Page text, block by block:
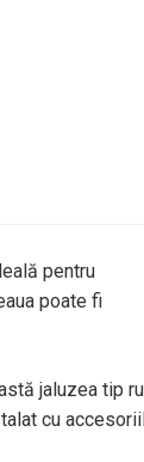
pentru
poate fi
jaluzea tip
cu